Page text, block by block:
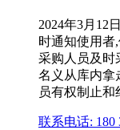
2024年3月12
时通知使用者
采购人员及时
名义从库内拿
员有权制止和
联系电话: 180